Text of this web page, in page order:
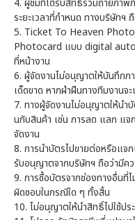
4. ผู้ชมที่ได้รับสิทธิ์ร่วมถ่ายภาพ
ระยะเวลาที่กำหนด ทางบริษัทฯ
5. Ticket To Heaven
Photocard แบบ digital
ที่หน้างาน
6. ผู้จัดงานไม่อนุญาตให้บันทึกภ
เด็ดขาด หากฝ่าฝืนทางทีมงาน
7. ทางผู้จัดงานไม่อนุญาตให้นำบั
นกับสินค้า เช่น การลด แลก แจ
จัดงาน
8. การนำบัตรไปขายต่อหรือแจ
รับอนุญาตจากบริษัทฯ ถือว่ามีค
9. การซื้อบัตรจากช่องทางอื่นที่ไ
ผิดชอบในกรณีใด ๆ ทั้งสิ้น
10. ไม่อนุญาตให้นำสิทธิ์ไปใช้ปร